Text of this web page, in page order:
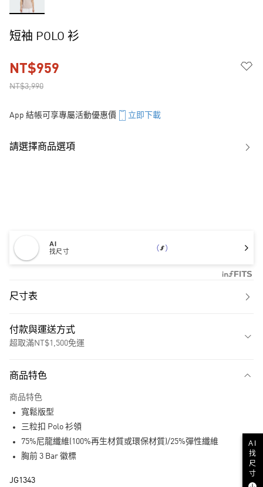
短袖 POLO 衫
NT$3,990
NT$959
App 結帳可享專屬活動優惠價 立即下載
請選擇商品選項
AI
找尺寸
尺寸表
付款與運送方式
超取滿NT$1,500免運
LINE Pay
運送方式
商品特色
商品特色
寬鬆版型
三粒扣 Polo 衫領
75%尼龍纖維(100%再生材質或環保材質)/25%彈性纖維
胸前 3 Bar 徽標
JG1343
AI
找
尺
寸